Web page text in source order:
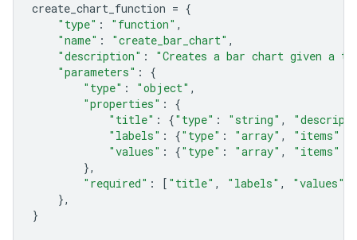
create_chart_function = {
"type" : "function" ,
"name" : "create_bar_chart" ,
"description" :
"Creates a bar chart given a
"parameters" :
{
"type" : "object" ,
"properties" :
{
"title" : {"type" : "string" ,
"labels" : {"type" : "array" , "items"
"values" : {"type" : "array" , "items"
},
"required" : [ "title" , "labels" , "values"
},
}